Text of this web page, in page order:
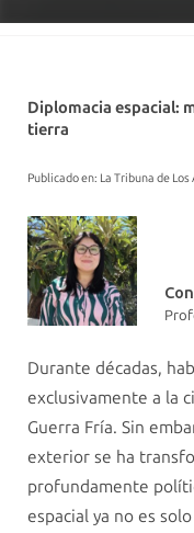
Diplomacia espacial:
tierra
Publicado en: La Tribuna de Los
Durante décadas,
exclusivamente a la
Guerra Fría. Sin
exterior se ha
profundamente
espacial ya no es